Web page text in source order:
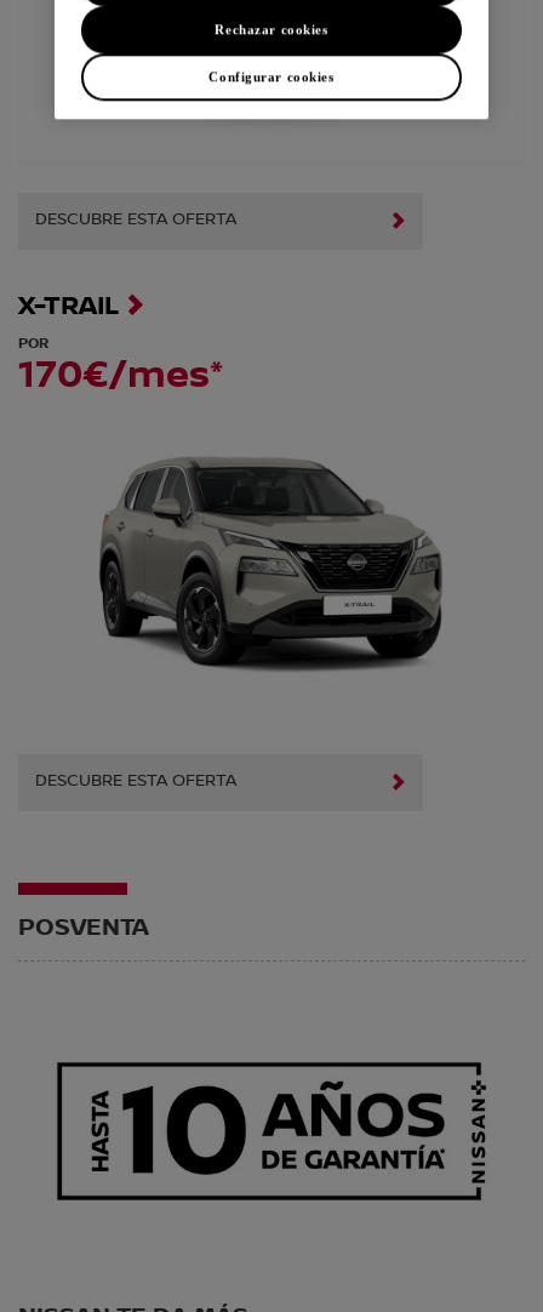
DESCUBRE ESTA OFERTA
X-TRAIL
POR
170€/mes*
DESCUBRE ESTA OFERTA
POSVENTA
Rechazar cookies
Configurar cookies